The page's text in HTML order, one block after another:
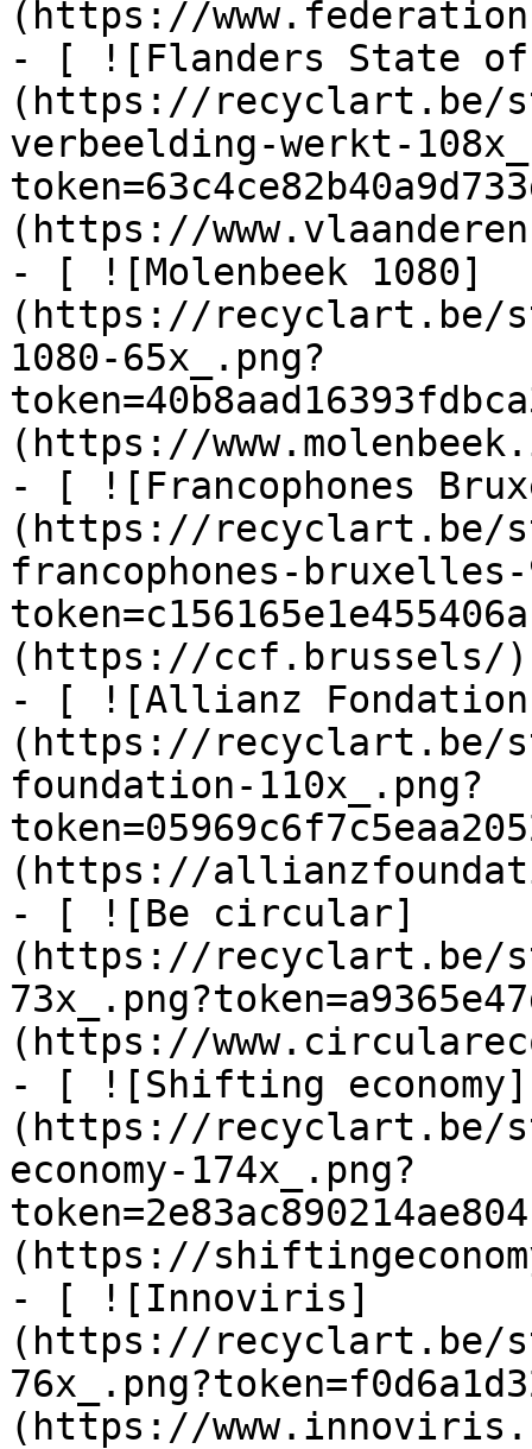
(https://
- [ ![Flanders State
(https://recyclart.be/
verbeelding-werkt-
(https://
- [ ![Molenbeek 1080]
(https://recyclart.be/
1080-65x_.png?
(https://
- [ ![Francophones
(https://recyclart.be/
francophones-bruxelles-
(https://ccf.brussels/)
- [ ![Allianz
(https://recyclart.be/
foundation-110x_.png?
(https://
- [ ![Be circular]
(https://recyclart.be/
(https://
- [ ![Shifting economy]
(https://recyclart.be/
economy-174x_.png?
(https://
- [ ![Innoviris]
(https://recyclart.be/
(https://